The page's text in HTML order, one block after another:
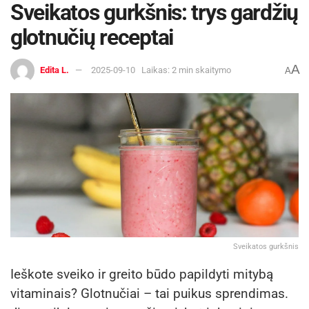
Sveikatos gurkšnis: trys gardžių
glotnučių receptai
Edita L. 2025-09-10 Laikas: 2 min skaitymo AA
Sveikatos gurkšnis
Ieškote sveiko ir greito būdo papildyti mitybą
vitaminais? Glotnučiai – tai puikus sprendimas.